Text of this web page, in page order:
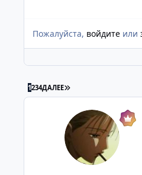
Пожалуйста, войдите или
1234ДАЛЕЕ ПОСЛЕДНЯЯ